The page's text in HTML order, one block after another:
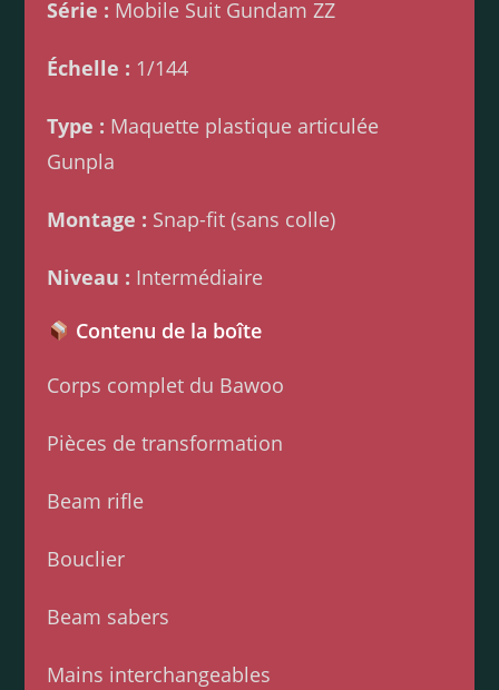
Série : Mobile Suit Gundam ZZ
Échelle : 1/144
Type : Maquette plastique articulée
Gunpla
Montage : Snap-fit (sans colle)
Niveau : Intermédiaire
Contenu de la boîte
Corps complet du Bawoo
Pièces de transformation
Beam rifle
Bouclier
Beam sabers
Mains interchangeables